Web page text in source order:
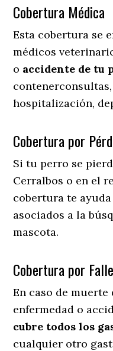
Cobertura Médica
Esta cobertura se
médicos
o accidente de tu
hospitalización,
Cobertura por
Si tu perro se
Cerralbos o en el
cobertura te
asociados a la
mascota.
Cobertura por
En caso de
enfermedad o
cubre todos los
cualquier otro